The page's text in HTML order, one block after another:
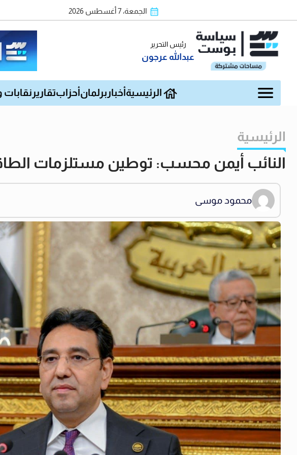
الجمعة، 7 أغسطس 2026
رئيس التحرير
عبدالله عرجون
الرئيسية أخبار برلمان أحزابتقارير
الرئيسية
النائب أيمن محسب: توطين مستلزمات
محمود موسى